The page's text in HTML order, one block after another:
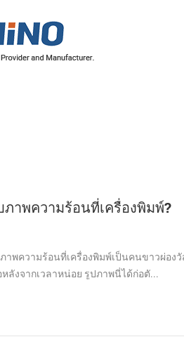
ภาพความร้อนที่เครื่องพิมพ์?
าพความร้อนที่เครื่องพิมพ์เป็นคนขาวผ่อง
ลังจากเวลาหน่อย รูปภาพนี่ได้ก่อตั...